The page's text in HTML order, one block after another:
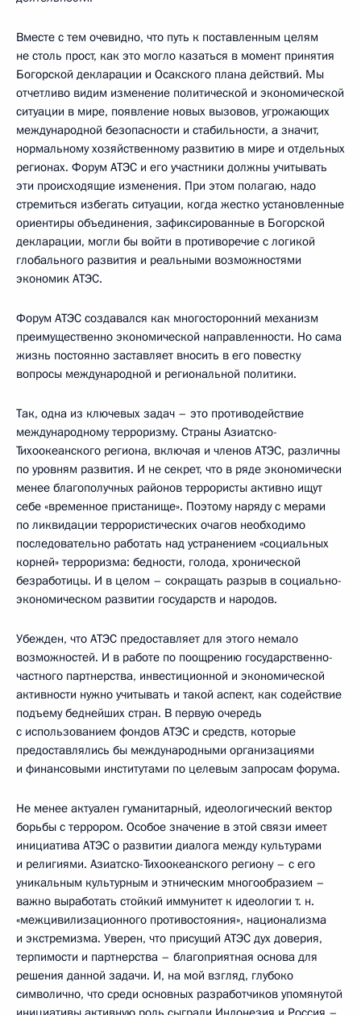
Вместе с тем очевидно, что путь к поставленным целям
не столь прост, как это могло казаться в момент принятия
Богорской декларации и Осакского плана действий. Мы
отчетливо видим изменение политической и экономической
ситуации в мире, появление новых вызовов, угрожающих
международной безопасности и стабильности, а значит,
нормальному хозяйственному развитию в мире и отдельных
регионах. Форум АТЭС и его участники должны учитывать
эти происходящие изменения. При этом полагаю, надо
стремиться избегать ситуации, когда жестко установленные
ориентиры объединения, зафиксированные в Богорской
декларации, могли бы войти в противоречие с логикой
глобального развития и реальными возможностями
экономик АТЭС.
Форум АТЭС создавался как многосторонний механизм
преимущественно экономической направленности. Но сама
жизнь постоянно заставляет вносить в его повестку
вопросы международной и региональной политики.
Так, одна из ключевых задач – это противодействие
международному терроризму. Страны Азиатско-
Тихоокеанского региона, включая и членов АТЭС, различны
по уровням развития. И не секрет, что в ряде экономически
менее благополучных районов террористы активно ищут
себе «временное пристанище». Поэтому наряду с мерами
по ликвидации террористических очагов необходимо
последовательно работать над устранением «социальных
корней» терроризма: бедности, голода, хронической
безработицы. И в целом – сокращать разрыв в социально-
экономическом развитии государств и народов.
Убежден, что АТЭС предоставляет для этого немало
возможностей. И в работе по поощрению государственно-
частного партнерства, инвестиционной и экономической
активности нужно учитывать и такой аспект, как содействие
подъему беднейших стран. В первую очередь
с использованием фондов АТЭС и средств, которые
предоставлялись бы международными организациями
и финансовыми институтами по целевым запросам форума.
Не менее актуален гуманитарный, идеологический вектор
борьбы с террором. Особое значение в этой связи имеет
инициатива АТЭС о развитии диалога между культурами
и религиями. Азиатско-Тихоокеанского региону – с его
уникальным культурным и этническим многообразием –
важно выработать стойкий иммунитет к идеологии т. н.
«межцивилизационного противостояния», национализма
и экстремизма. Уверен, что присущий АТЭС дух доверия,
терпимости и партнерства – благоприятная основа для
решения данной задачи. И, на мой взгляд, глубоко
символично, что среди основных разработчиков упомянутой